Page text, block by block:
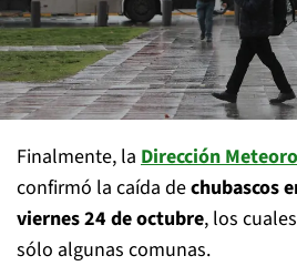
Finalmente, la Dirección
confirmó la caída dechubascos
viernes 24 de octubre, los
sólo algunas comunas.